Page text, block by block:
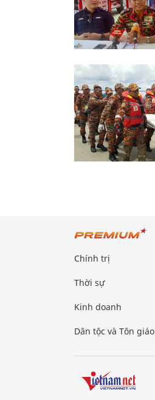
Chính trị
Thời sự
Kinh doanh
Dân tộc và Tôn giáo